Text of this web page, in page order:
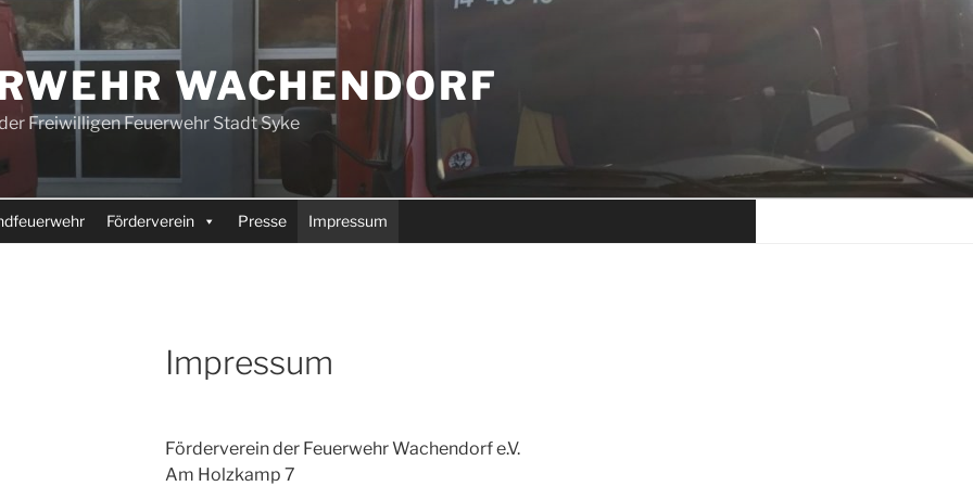
WACHENDORF
Freiwilligen Feuerwehr Stadt Syke
Förderverein Presse Impressum
Impressum
Förderverein der Feuerwehr Wachendorf e.V.
Am Holzkamp 7